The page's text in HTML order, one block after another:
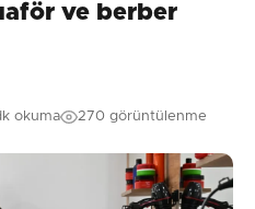
ve berber
okuma 270 görüntülenme